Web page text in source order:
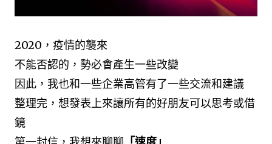
2020，疫情的襲來
不能否認的，勢必會產生一些改變
因此，我也和一些企業高管有了一些交流和建議
整理完，想發表上來讓所有的好朋友可以思考或借
鏡